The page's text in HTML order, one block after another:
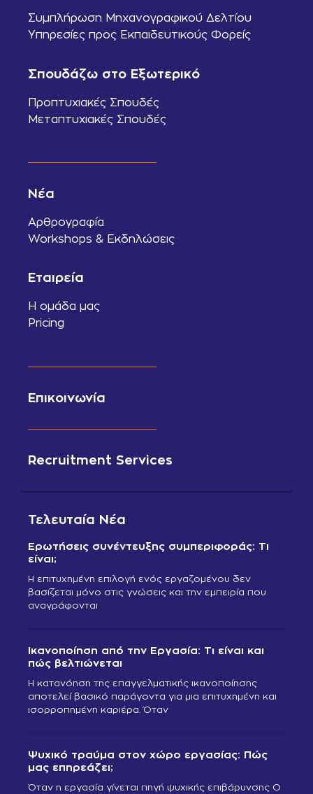
Συμπλήρωση Μηχανογραφικού Δελτίου
Υπηρεσίες προς Εκπαιδευτικούς Φορείς
Σπουδάζω στο Εξωτερικό
Προπτυχιακές Σπουδές
Μεταπτυχιακές Σπουδές
Νέα
Αρθρογραφία
Workshops & Εκδηλώσεις
Εταιρεία
Η ομάδα μας
Pricing
Επικοινωνία
Recruitment Services
Τελευταία Νέα
Ερωτήσεις συνέντευξης συμπεριφοράς: Τι
είναι;
Η επιτυχημένη επιλογή ενός εργαζομένου δεν
βασίζεται μόνο στις γνώσεις και την εμπειρία που
αναγράφονται
Ικανοποίηση από την Εργασία: Τι είναι και
πώς βελτιώνεται
Η κατανόηση της επαγγελματικής ικανοποίησης
αποτελεί βασικό παράγοντα για μια επιτυχημένη και
ισορροπημένη καριέρα. Όταν
Ψυχικό τραύμα στον χώρο εργασίας: Πώς
μας επηρεάζει;
Όταν η εργασία γίνεται πηγή ψυχικής επιβάρυνσης Ο